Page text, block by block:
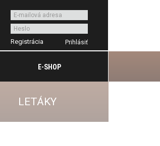
Registrácia
E-SHOP
LETÁKY